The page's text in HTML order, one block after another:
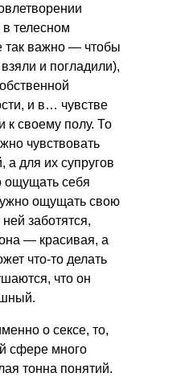
телесном
так важно — чтобы
и погладили),
и в… чувстве
к своему полу. То
чувствовать
для их супругов
ощущать себя
ощущать свою
ней заботятся,
— красивая, а
что-то делать
что он
о сексе, то,
сфере много
тонна понятий.